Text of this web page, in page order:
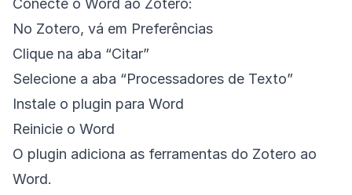
Conecte o Word ao Zotero:
No Zotero, vá em Preferências
Clique na aba “Citar”
Selecione a aba “Processadores de Texto”
Instale o plugin para Word
Reinicie o Word
O plugin adiciona as ferramentas do Zotero ao
Word.